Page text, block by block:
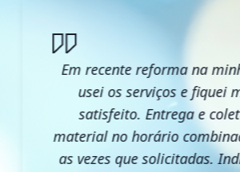
Em recente reforma na
usei os serviços e fiquei
satisfeito. Entrega e
material no horário
as vezes que solicitadas.